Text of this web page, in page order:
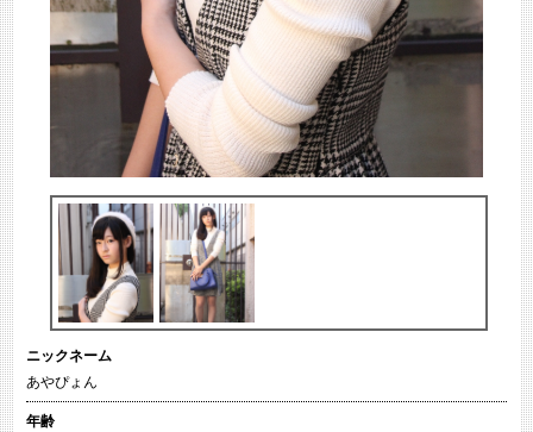
ニックネーム
あやぴょん
年齢